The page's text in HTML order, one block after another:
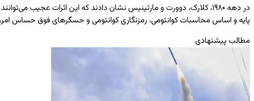
در دهه ۱۹۸۰، کلارک، دوورت و مارتینیس نشان دادند که این اثرات عجیب
پایه و اساس محاسبات کوانتومی، رمزنگاری کوانتومی و حسگرهای فوق حساس
مطالب پیشنهادی